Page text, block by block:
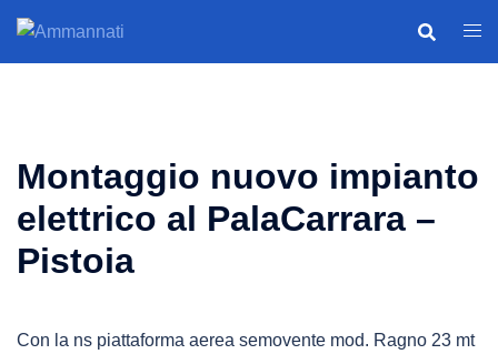
Cerca
Montaggio nuovo impianto
elettrico al PalaCarrara –
Pistoia
Con la ns piattaforma aerea semovente mod. Ragno 23 mt